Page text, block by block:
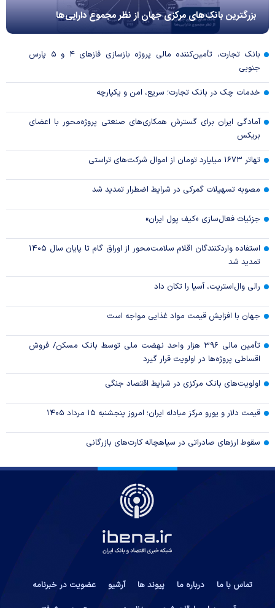
بزرگترین بانک‌های مرکزی جهان از نظر مجموع دارایی‌ها
بانک تجارت، تأمین‌کننده مالی پروژه بازسازی فاز‌های ۴ و ۵ پارس
جنوبی
خدمات چک در بانک تجارت؛ سریع، امن و یکپارچه
آمادگی ایران برای گسترش همکاری‌های صنعتی پروژه‌محور با اعضای
بریکس
تهاتر ۱۶۷۳ میلیارد تومان از اموال شرکت‌های تراستی
مصوبه تسهیلات گمرکی در شرایط اضطرار تمدید شد
جزئیات فعال‌سازی «کیف پول ایران»
استفاده واردکنندگان اقلام سلامت‌محور از اوراق گام تا پایان سال ۱۴۰۵
تمدید شد
رالی وال‌استریت، آسیا را تکان داد
جهان با افزایش قیمت مواد غذایی مواجه است
تأمین مالی ۳۹۶ هزار واحد نهضت ملی توسط بانک مسکن/ فروش
اقساطی پروژه‌ها در اولویت قرار گیرد
اولویت‌های بانک مرکزی در شرایط اقتصاد جنگی
قیمت دلار و یورو مرکز مبادله ایران؛ امروز پنجشنبه ۱۵ مرداد ۱۴۰۵
سقوط ارزهای صادراتی در سیاهچاله کارت‌های بازرگانی
تماس با ما درباره ما پیوند ها آرشیو
عضویت در خبرنامه